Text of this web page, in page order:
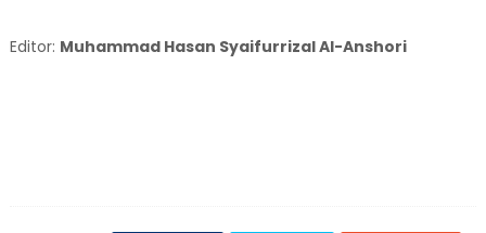
Editor: Muhammad Hasan Syaifurrizal Al-Anshori